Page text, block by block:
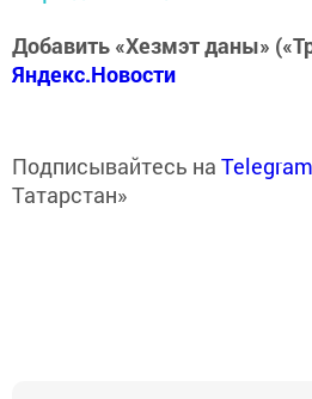
Добавить «Хезмэт даны»
Яндекс.Новости
Подписывайтесь на
Татарстан»